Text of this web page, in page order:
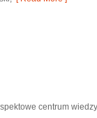
centrum